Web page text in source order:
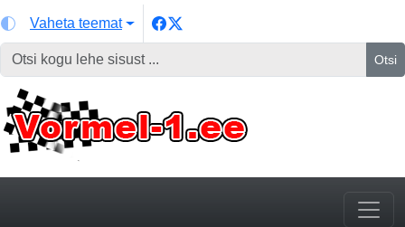
Vaheta teemat
Otsi